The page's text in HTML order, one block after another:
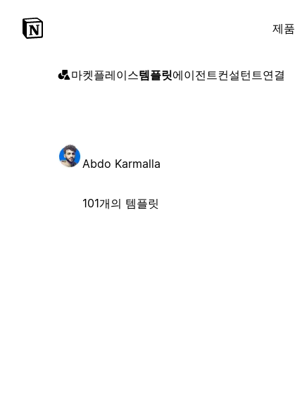
제품
마켓플레이스템플릿에이전트컨설턴트연결
Abdo Karmalla
101개의 템플릿